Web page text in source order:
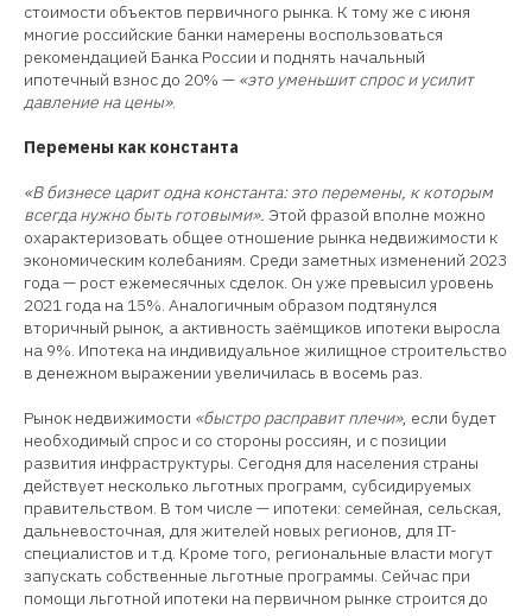
стоимости объектов первичного рынка. К тому же c июня
многие российские банки намерены воспользоваться
рекомендацией Банка России и поднять начальный
ипотечный взнос до 20% — «это уменьшит спрос и усилит
давление на цены».
Перемены как константа
«В бизнесе царит одна константа: это перемены, к которым
всегда нужно быть готовыми». Этой фразой вполне можно
охарактеризовать общее отношение рынка недвижимости к
экономическим колебаниям. Среди заметных изменений 2023
года — рост ежемесячных сделок. Он уже превысил уровень
2021 года на 15%. Аналогичным образом подтянулся
вторичный рынок, а активность заёмщиков ипотеки выросла
на 9%. Ипотека на индивидуальное жилищное строительство
в денежном выражении увеличилась в восемь раз.
Рынок недвижимости «быстро расправит плечи», если будет
необходимый спрос и со стороны россиян, и с позиции
развития инфраструктуры. Сегодня для населения страны
действует несколько льготных программ, субсидируемых
правительством. В том числе — ипотеки: семейная, сельская,
дальневосточная, для жителей новых регионов, для IT-
специалистов и т.д. Кроме того, региональные власти могут
запускать собственные льготные программы. Сейчас при
помощи льготной ипотеки на первичном рынке строится до